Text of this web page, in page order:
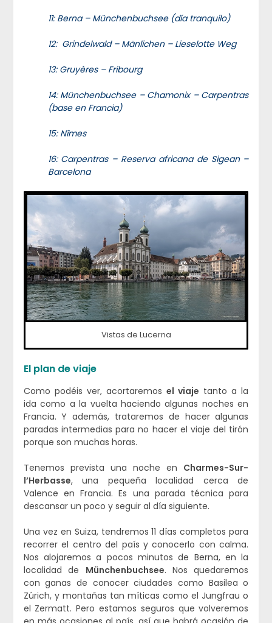
11: Berna – Münchenbuchsee (día tranquilo)
12: Grindelwald – Mänlichen – Lieselotte Weg
13: Gruyères – Fribourg
14: Münchenbuchsee – Chamonix – Carpentras
(base en Francia)
15: Nîmes
16: Carpentras – Reserva africana de Sigean –
Barcelona
Vistas de Lucerna
El plan de viaje
Como podéis ver, acortaremos el viaje tanto a la
ida como a la vuelta haciendo algunas noches en
Francia. Y además, trataremos de hacer algunas
paradas intermedias para no hacer el viaje del tirón
porque son muchas horas.
Tenemos prevista una noche en Charmes-Sur-
l’Herbasse, una pequeña localidad cerca de
Valence en Francia. Es una parada técnica para
descansar un poco y seguir al día siguiente.
Una vez en Suiza, tendremos 11 días completos para
recorrer el centro del país y conocerlo con calma.
Nos alojaremos a pocos minutos de Berna, en la
localidad de Münchenbuchsee. Nos quedaremos
con ganas de conocer ciudades como Basilea o
Zúrich, y montañas tan míticas como el Jungfrau o
el Zermatt. Pero estamos seguros que volveremos